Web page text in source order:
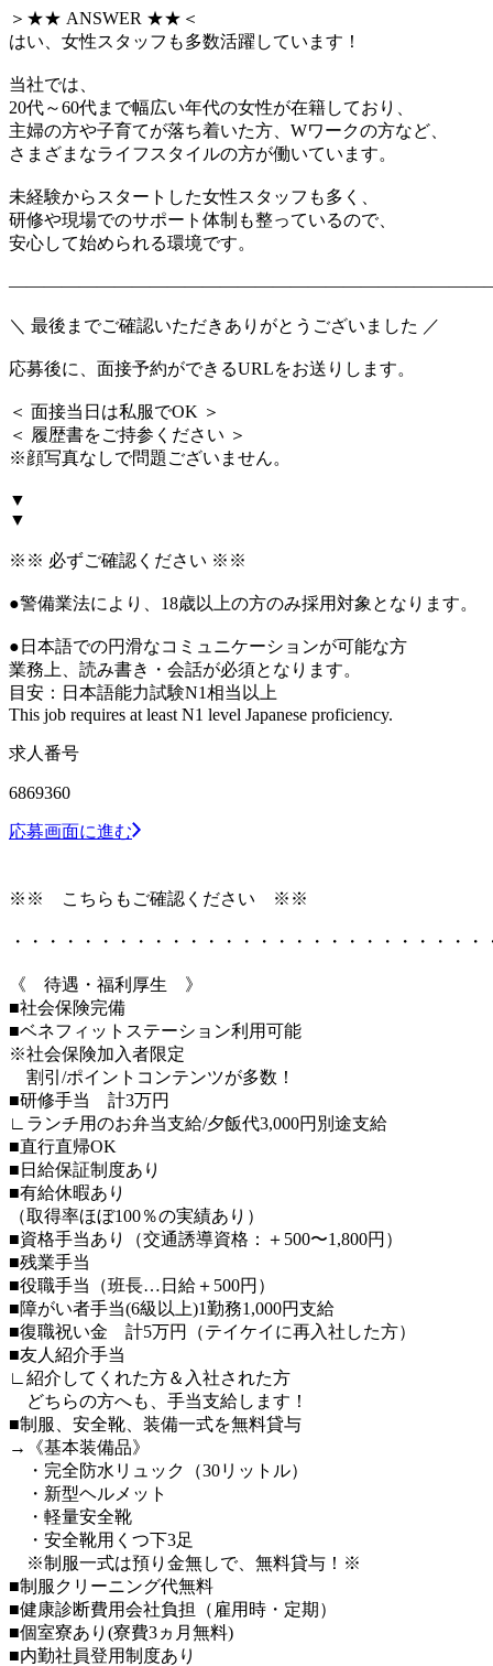
＞★★ ANSWER ★★＜
はい、女性スタッフも多数活躍しています！
当社では、
20代～60代まで幅広い年代の女性が在籍しており、
主婦の方や子育てが落ち着いた方、Wワークの方など、
さまざまなライフスタイルの方が働いています。
未経験からスタートした女性スタッフも多く、
研修や現場でのサポート体制も整っているので、
安心して始められる環境です。
＼ 最後までご確認いただきありがとうございました ／
応募後に、面接予約ができるURLをお送りします。
＜ 面接当日は私服でOK ＞
＜ 履歴書をご持参ください ＞
※顔写真なしで問題ございません。
▼
▼
※※ 必ずご確認ください ※※
●警備業法により、18歳以上の方のみ採用対象となります。
●日本語での円滑なコミュニケーションが可能な方
業務上、読み書き・会話が必須となります。
目安：日本語能力試験N1相当以上
This job requires at least N1 level Japanese proficiency.
求人番号
6869360
応募画面に進む
※※ こちらもご確認ください ※※
・・・・・・・・・・・・・・・・・・・・・・・・・・・
《 待遇・福利厚生 》
■社会保険完備
■ベネフィットステーション利用可能
※社会保険加入者限定
割引/ポイントコンテンツが多数！
■研修手当 計3万円
∟ランチ用のお弁当支給/夕飯代3,000円別途支給
■直行直帰OK
■日給保証制度あり
■有給休暇あり
（取得率ほぼ100％の実績あり）
■資格手当あり（交通誘導資格：＋500〜1,800円）
■残業手当
■役職手当（班長…日給＋500円）
■障がい者手当(6級以上)1勤務1,000円支給
■復職祝い金 計5万円（テイケイに再入社した方）
■友人紹介手当
∟紹介してくれた方＆入社された方
どちらの方へも、手当支給します！
■制服、安全靴、装備一式を無料貸与
→《基本装備品》
・完全防水リュック（30リットル）
・新型ヘルメット
・軽量安全靴
・安全靴用くつ下3足
※制服一式は預り金無しで、無料貸与！※
■制服クリーニング代無料
■健康診断費用会社負担（雇用時・定期）
■個室寮あり(寮費3ヵ月無料)
■内勤社員登用制度あり